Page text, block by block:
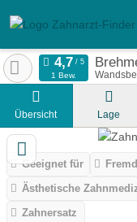
1 Bew.
Übersicht Lage
Geeignet für
Ästhetische
Zahnersatz